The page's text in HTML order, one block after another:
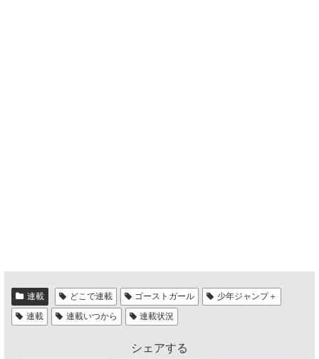
連載 どこで連載 ゴーストガール
少年ジャンプ＋
連載
連載いつから 連載状況
シェアする